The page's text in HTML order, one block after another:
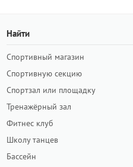
Найти
Спортивный магазин
Спортивную секцию
Спортзал или площадку
Тренажёрный зал
Фитнес клуб
Школу танцев
Бассейн